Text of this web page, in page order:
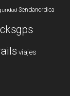
Sendanordica
viajes